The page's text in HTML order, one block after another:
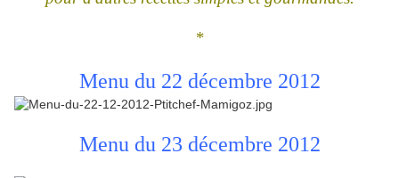
*
Menu du 22 décembre 2012
Menu du 23 décembre 2012